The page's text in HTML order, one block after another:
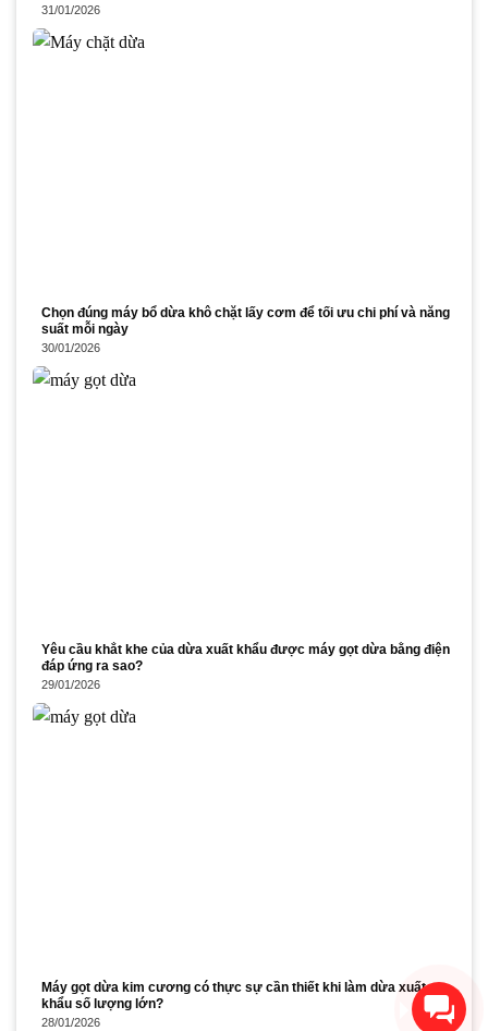
31/01/2026
Chọn đúng máy bổ dừa khô chặt lấy cơm để tối ưu chi phí và năng
suất mỗi ngày
30/01/2026
Yêu cầu khắt khe của dừa xuất khẩu được máy gọt dừa bằng điện
đáp ứng ra sao?
29/01/2026
Máy gọt dừa kim cương có thực sự cần thiết khi làm dừa xuất
khẩu số lượng lớn?
28/01/2026
Xin chào! Chúng tôi có thể
giúp gì cho bạn?